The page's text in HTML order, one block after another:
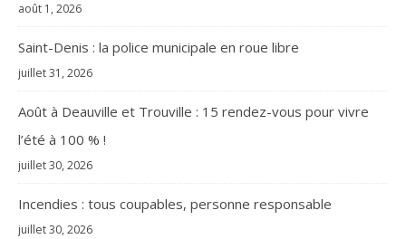
août 1, 2026
Saint-Denis : la police municipale en roue libre
juillet 31, 2026
Août à Deauville et Trouville : 15 rendez-vous pour vivre
l’été à 100 % !
juillet 30, 2026
Incendies : tous coupables, personne responsable
juillet 30, 2026